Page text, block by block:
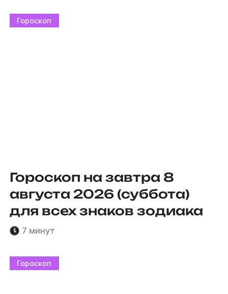
Гороскоп
Гороскоп на завтра 8
августа 2026 (суббота)
для всех знаков зодиака
7 минут
Гороскоп